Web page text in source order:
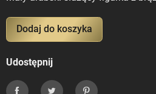
Dodaj do koszyka
Udostępnij